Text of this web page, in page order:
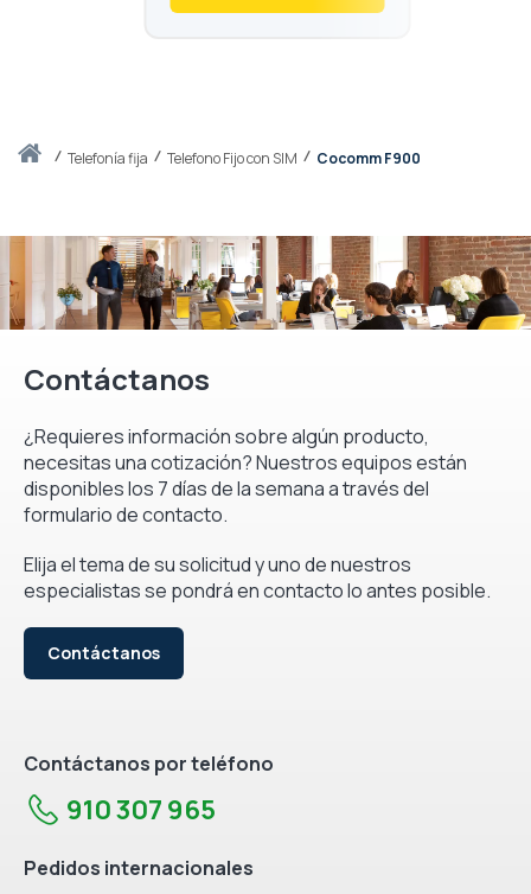
Iniciotelefonía fija Telefono Fijo con SIM Cocomm F900
Contáctanos
¿Requieres información sobre algún producto,
necesitas una cotización? Nuestros equipos están
disponibles los 7 días de la semana a través del
formulario de contacto.
Elija el tema de su solicitud y uno de nuestros
especialistas se pondrá en contacto lo antes posible.
Contáctanos
Contáctanos por teléfono
910 307 965
Pedidos internacionales